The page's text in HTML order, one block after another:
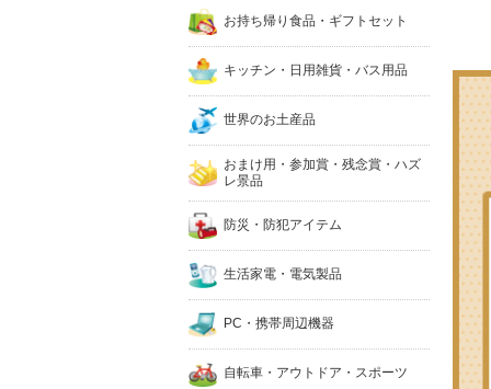
お持ち帰り食品・ギフトセット
キッチン・日用雑貨・バス用品
世界のお土産品
おまけ用・参加賞・残念賞・ハズ
レ景品
防災・防犯アイテム
生活家電・電気製品
PC・携帯周辺機器
自転車・アウトドア・スポーツ